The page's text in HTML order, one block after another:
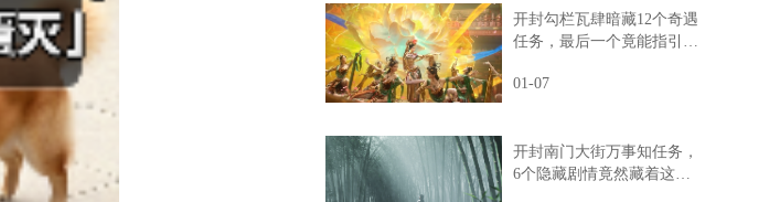
开封勾栏瓦肆暗藏12个奇遇
任务，最后一个竟能指引人
01-07
开封南门大街万事知任务，
6个隐藏剧情竟然藏着这样